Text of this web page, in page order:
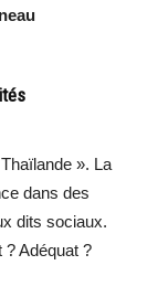
». La
dans des
dits sociaux.
Adéquat ?